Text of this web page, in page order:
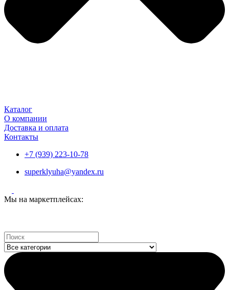
Каталог
О компании
Доставка и оплата
Контакты
+7 (939) 223-10-78
superklyuha@yandex.ru
Мы на маркетплейсах:
Search
...